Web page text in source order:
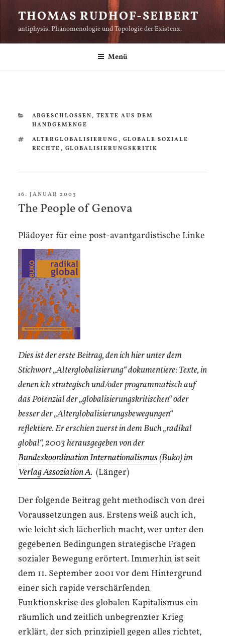
Inhalt
springen
THOMAS RUDHOF-SEIBERT
antiphysis. Phänomenologie und Topologie der Existenz.
Menü
KATEGORIEN
ABGESCHLOSSEN, TEXTE AUS DEM
HANDGEMENGE
SCHLAGWÖRTER
ALTERGLOBALISIERUNG , GLOBALE SOZIALE
RECHTE , GLOBALISIERUNGSKRITIK
VERÖFFENTLICHT
AM
16. JANUAR 2003
The People of Genova
Plädoyer für eine post-avantgardistische Linke
Dies ist der erste Beitrag, den ich hier unter dem
Stichwort „Alterglobalisierung“ dokumentiere: Texte, in
denen ich strategisch und/oder programmatisch auf
das Potenzial der „globalisierungskritischen“ oder
besser der „Alterglobalisierungsbewegungen“
reflektiere. Er erschien zuerst in dem Buch „radikal
global“, 2003 herausgegeben von der
Bundeskoordination Internationalismus(Buko) im
Verlag Assoziation A. (Länger)
Der folgende Beitrag geht methodisch von drei
Voraussetzungen aus. Erstens weiß auch ich,
wie leicht sich lächerlich macht, wer unter den
gegebenen Bedingungen strategische Fragen
sozialer Bewegung erörtert. Immerhin ist seit
dem 11. September 2001 vor dem Hintergrund
einer sich rapide verschärfenden
Funktionskrise des globalen Kapitalismus ein
räumlich und zeitlich unbegrenzter Krieg
erklärt, der sich prinzipiell gegen alles richtet,